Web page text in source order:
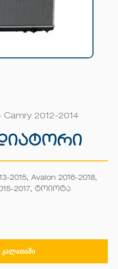
Camry 2012-2014
2015, Avalon 2016-2018,
2017, ტოიოტა
ᲙᲐᲚᲐᲗᲐᲨᲘ